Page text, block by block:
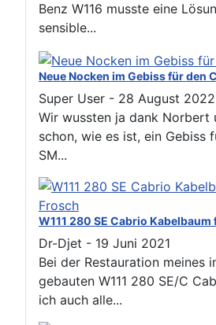
Benz W116 musste eine
sensible...
Neue Nocken im Gebiss für den
Super User - 28 August 2022
Wir wussten ja dank Norbert
schon, wie es ist, ein Gebiss
SM...
W111 280 SE Cabrio
Dr-Djet - 19 Juni 2021
Bei der Restauration meines
gebauten W111 280 SE/C
ich auch alle...